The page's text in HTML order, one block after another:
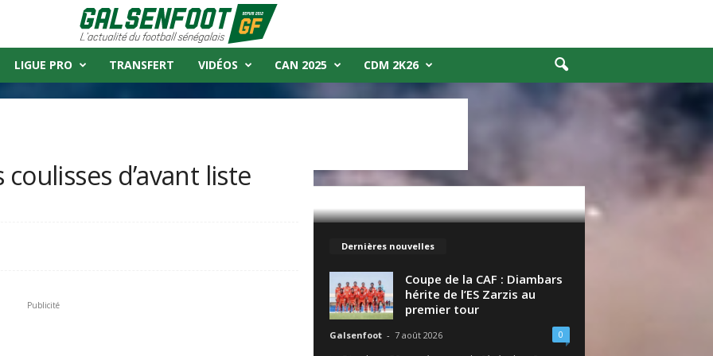
LIGUE PRO TRANSFERT VIDÉOS CAN 2025 CDM 2K26
d’avant liste
Publicité
Dernières nouvelles
Coupe de la CAF : Diambars
hérite de l’ES Zarzis au
premier tour
Galsenfoot - 7 août 2026 0